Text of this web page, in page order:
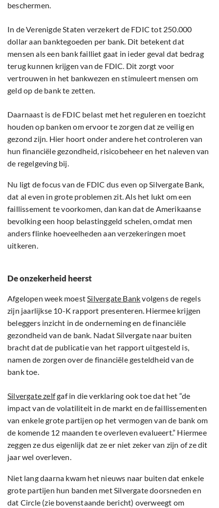
beschermen.
In de Verenigde Staten verzekert de FDIC tot 250.000
dollar aan banktegoeden per bank. Dit betekent dat
mensen als een bank failliet gaat in ieder geval dat bedrag
terug kunnen krijgen van de FDIC. Dit zorgt voor
vertrouwen in het bankwezen en stimuleert mensen om
geld op de bank te zetten.
Daarnaast is de FDIC belast met het reguleren en toezicht
houden op banken om ervoor te zorgen dat ze veilig en
gezond zijn. Hier hoort onder andere het controleren van
hun financiële gezondheid, risicobeheer en het naleven van
de regelgeving bij.
Nu ligt de focus van de FDIC dus even op Silvergate Bank,
dat al even in grote problemen zit. Als het lukt om een
faillissement te voorkomen, dan kan dat de Amerikaanse
bevolking een hoop belastinggeld schelen, omdat men
anders flinke hoeveelheden aan verzekeringen moet
uitkeren.
De onzekerheid heerst
Afgelopen week moestSilvergate Bankvolgens de regels
zijn jaarlijkse 10-K rapport presenteren. Hiermee krijgen
beleggers inzicht in de onderneming en de financiële
gezondheid van de bank. Nadat Silvergate naar buiten
bracht dat de publicatie van het rapport uitgesteld is,
namen de zorgen over de financiële gesteldheid van de
bank toe.
Silvergate zelfgaf in die verklaring ook toe dat het “de
impact van de volatiliteit in de markt en de faillissementen
van enkele grote partijen op het vermogen van de bank om
de komende 12 maanden te overleven evalueert.” Hiermee
zeggen ze dus eigenlijk dat ze er niet zeker van zijn of ze dit
jaar wel overleven.
Niet lang daarna kwam het nieuws naar buiten dat enkele
grote partijen hun banden met Silvergate doorsneden en
dat Circle (zie bovenstaande bericht) overweegt om